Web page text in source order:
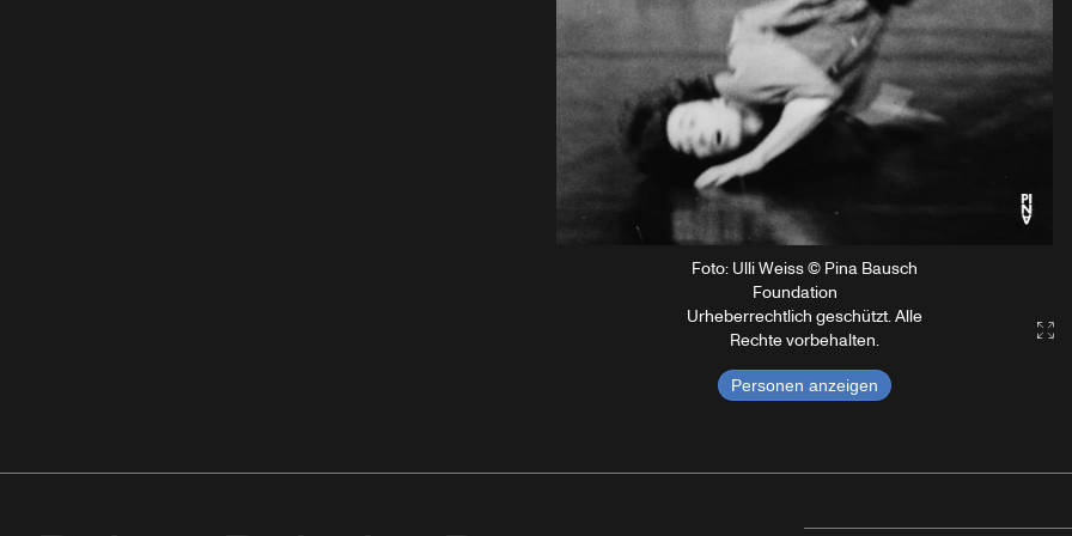
Foto: Ulli Weiss © Pina Bausch
Foundation
Urheberrechtlich geschützt. Alle
Rechte vorbehalten.
Personen anzeigen